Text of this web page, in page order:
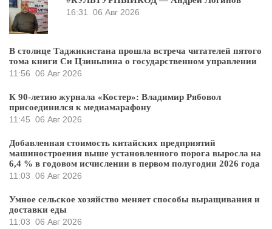
16:31
06 Авг 2026
В столице Таджикистана прошла встреча читателей пятого
тома книги Си Цзиньпина о государственном управлении
11:56 06 Авг 2026
К 90-летию журнала «Костер»: Владимир Рябовол
присоединился к медиамарафону
11:45 06 Авг 2026
Добавленная стоимость китайских предприятий
машиностроения выше установленного порога выросла на
6,4 % в годовом исчислении в первом полугодии 2026 года
11:03 06 Авг 2026
Умное сельское хозяйство меняет способы выращивания и
доставки еды
11:03 06 Авг 2026